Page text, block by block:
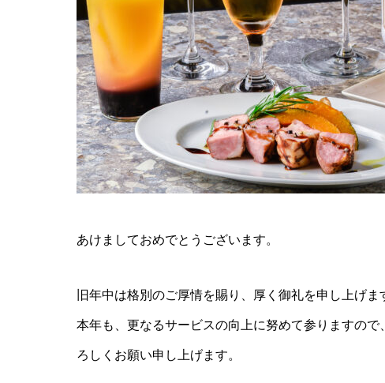
あけましておめでとうございます。
旧年中は格別のご厚情を賜り、厚く御礼を申し上げま
本年も、更なるサービスの向上に努めて参りますの
ろしくお願い申し上げます。